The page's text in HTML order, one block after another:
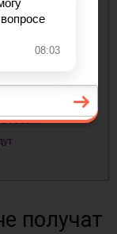
не повезло
пенсии
России
получат